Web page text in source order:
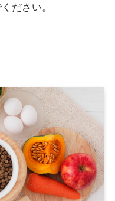
ださい。